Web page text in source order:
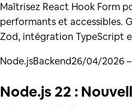
Maîtrisez React Hook Form
performants et accessibles.
Zod, intégration TypeScript
Node.jsBackend26/04/2026
Node.js 22 :